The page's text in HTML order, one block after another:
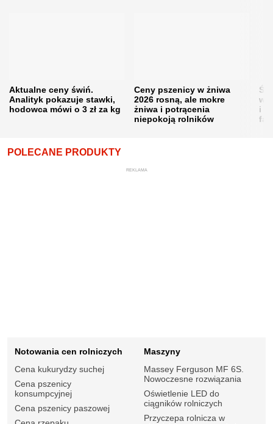
Aktualne ceny świń.
Analityk pokazuje stawki,
hodowca mówi o 3 zł za kg
Ceny pszenicy w żniwa
2026 rosną, ale mokre
żniwa i potrącenia
niepokoją rolników
i
POLECANE PRODUKTY
REKLAMA
Notowania cen rolniczych
Cena kukurydzy suchej
Cena pszenicy
konsumpcyjnej
Cena pszenicy paszowej
Maszyny
Massey Ferguson MF 6S.
Nowoczesne rozwiązania
Oświetlenie LED do
ciągników rolniczych
Przyczepa rolnicza w